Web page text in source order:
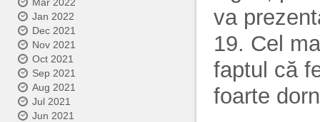
Jan 2022
Dec 2021
Nov 2021
Oct 2021
Sep 2021
Aug 2021
Jul 2021
Jun 2021
va
19. Cel
faptul că
foarte